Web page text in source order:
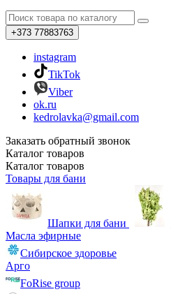
+373 77883763
instagram
TikTok
Viber
ok.ru
kedrolavka@gmail.com
Заказать обратный звонок
Каталог товаров
Каталог товаров
Товары для бани
Шапки для бани
Масла эфирные
Сибирское здоровье
Арго
FoRise group